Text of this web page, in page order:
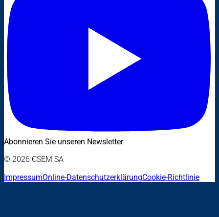
Abonnieren Sie unseren Newsletter
© 2026 CSEM SA
ImpressumOnline-DatenschutzerklärungCookie-Richtlinie